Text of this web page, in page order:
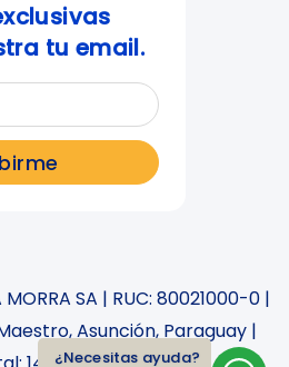
tu email.
MORRA SA | RUC: 80021000-0 |
Asunción, Paraguay |
¿Necesitas ayuda?